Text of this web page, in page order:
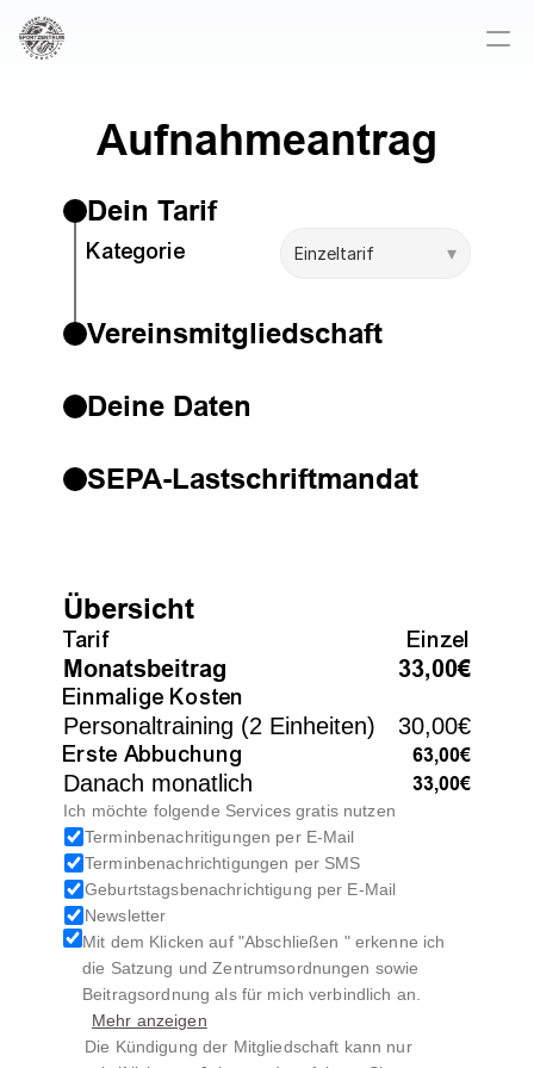
Aufnahmeantrag
Dein Tarif
Kategorie Einzeltarif ▾
Vereinsmitgliedschaft
Ja
Deine Daten
Kontaktdaten
Geburtsdatum
Ein Training von Kindern und Jugendlichen unter
16 Jahren im Studio-Bereich ist nur mit
Einverständnis eines Erziehungsberechtigten
möglich. Bei Kindern im Alter von 12 bis 14
Jahren muss das Training von einem
Erziehungsberechtigten begleitet werden.
(bei Minderjährigen)
SEPA-Lastschriftmandat
Bankverbindung
Ich ermächtige den TSV 1850/09 Korbach e.V.
Zahlungen von meinem Konto mittels
Lastschrift einzuziehen. Zugleich weise ich
mein Kreditinstitut an, die vom TSV 1850/09
Korbach e.V. auf mein Konto gezogenen
Lastschriften einzulösen.
Hinweis: Ich kann innerhalb von acht Wochen,
beginnend mit dem Belastungsdatum, die
Erstattung des Betrages verlangen. Es gelten
dabei die mit meinem Kreditinstitut
vereinbarten Bedingungen.
Gläubiger-Identifikationsnr.: DE 10 TSV
00000108138
Übersicht
Tarif Einzel
Monatsbeitrag 33,00€
Einmalige Kosten
Personaltraining (2 Einheiten) 30,00€
Erste Abbuchung 63,00€
Danach monatlich 33,00€
Ich möchte folgende Services gratis nutzen
Terminbenachritigungen per E-Mail
Terminbenachrichtigungen per SMS
Geburtstagsbenachrichtigung per E-Mail
Newsletter
Mit dem Klicken auf "Abschließen " erkenne ich
die Satzung und Zentrumsordnungen sowie
Beitragsordnung als für mich verbindlich an.
Mehr anzeigen
Die Kündigung der Mitgliedschaft kann nur